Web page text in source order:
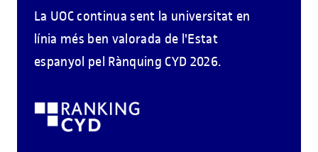
La UOC continua sent la universitat en
línia més ben valorada de l'Estat
espanyol pel Rànquing CYD 2026.